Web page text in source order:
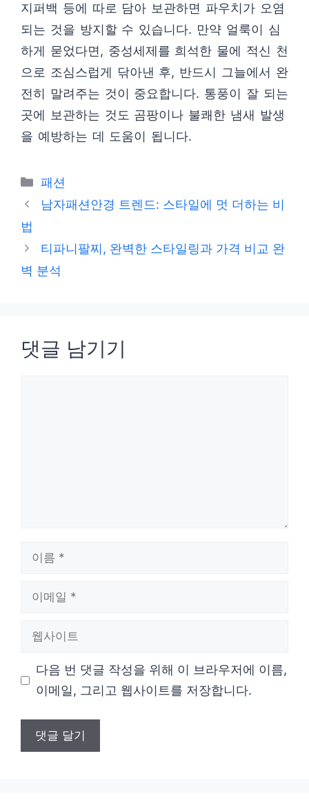
지퍼백 등에 따로 담아 보관하면 파우치가 오염
되는 것을 방지할 수 있습니다. 만약 얼룩이 심
하게 묻었다면, 중성세제를 희석한 물에 적신 천
으로 조심스럽게 닦아낸 후, 반드시 그늘에서 완
전히 말려주는 것이 중요합니다. 통풍이 잘 되는
곳에 보관하는 것도 곰팡이나 불쾌한 냄새 발생
을 예방하는 데 도움이 됩니다.
카
테
패션
남자패션안경 트렌드: 스타일에 멋 더하는 비
법
티파니팔찌, 완벽한 스타일링과 가격 비교 완
벽 분석
댓글 남기기
다음 번 댓글 작성을 위해 이 브라우저에 이름,
이메일, 그리고 웹사이트를 저장합니다.